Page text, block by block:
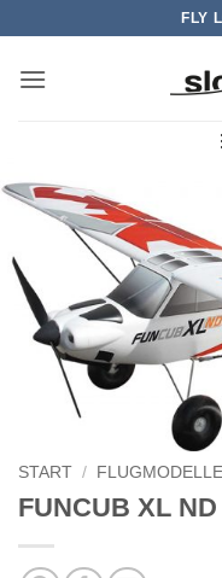
springen
FLY
START / FLUGMODELLE
FUNCUB XL